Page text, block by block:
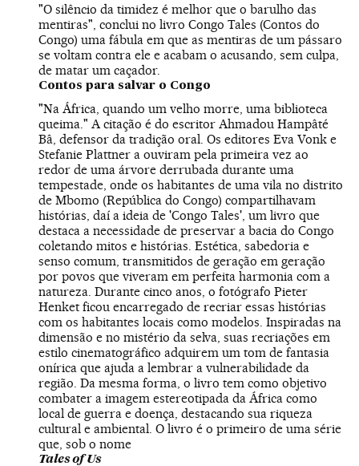
"O silêncio da timidez é melhor que o barulho das
mentiras", conclui no livro Congo Tales (Contos do
Congo) uma fábula em que as mentiras de um pássaro
se voltam contra ele e acabam o acusando, sem culpa,
de matar um caçador.
Contos para salvar o Congo
"Na África, quando um velho morre, uma biblioteca
queima." A citação é do escritor Ahmadou Hampâté
Bâ, defensor da tradição oral. Os editores Eva Vonk e
Stefanie Plattner a ouviram pela primeira vez ao
redor de uma árvore derrubada durante uma
tempestade, onde os habitantes de uma vila no distrito
de Mbomo (República do Congo) compartilhavam
histórias, daí a ideia de 'Congo Tales', um livro que
destaca a necessidade de preservar a bacia do Congo
coletando mitos e histórias. Estética, sabedoria e
senso comum, transmitidos de geração em geração
por povos que viveram em perfeita harmonia com a
natureza. Durante cinco anos, o fotógrafo Pieter
Henket ficou encarregado de recriar essas histórias
com os habitantes locais como modelos. Inspiradas na
dimensão e no mistério da selva, suas recriações em
estilo cinematográfico adquirem um tom de fantasia
onírica que ajuda a lembrar a vulnerabilidade da
região. Da mesma forma, o livro tem como objetivo
combater a imagem estereotipada da África como
local de guerra e doença, destacando sua riqueza
cultural e ambiental. O livro é o primeiro de uma série
que, sob o nome
Tales of Us